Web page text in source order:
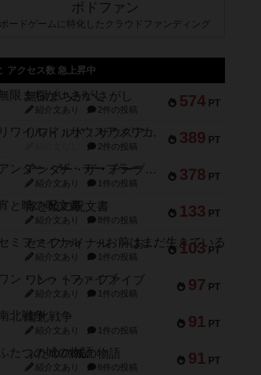
ボドファン
ボードゲームに特化したクラウドファンディング
アクセス数 急上昇中
574 PT
無限まちがいさがし
紹介文あり 2件の投稿
389 PT
リワイルド：サウスアメリカ
2件の投稿
378 PT
アンダー・ザ・テーブラー
紹介文あり 1件の投稿
133 PT
宵と暁の呪文書
紹介文あり 8件の投稿
103 PT
セミファイナル ～お前はまだ生きている～
紹介文あり 1件の投稿
97 PT
ワン・トゥ・ファイブ
紹介文あり 1件の投稿
91 PT
南北戦争
紹介文あり 1件の投稿
91 PT
ふたつの城の物語
紹介文あり 6件の投稿